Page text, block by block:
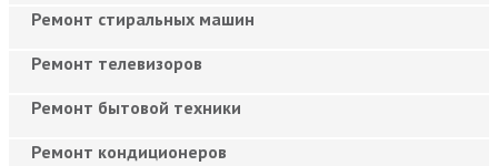
Ремонт стиральных машин
Ремонт телевизоров
Ремонт бытовой техники
Ремонт кондиционеров